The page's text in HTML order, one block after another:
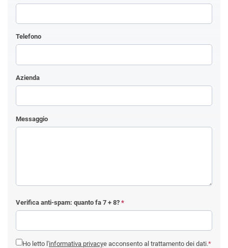
Telefono
Azienda
Messaggio
Verifica anti-spam: quanto fa 7 + 8? *
Ho letto l'informativa privacye acconsento al trattamento dei dati.*